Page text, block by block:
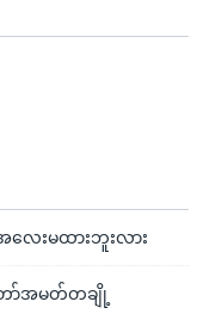
ေးမထားဘူးလား
ာ်အမတ်တချို့